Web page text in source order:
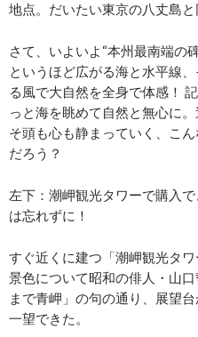
地点。だいたい東京の八丈島
さて、いよいよ“本州最南端の
というほど広がる海と水平線
る風で大自然を全身で体感！
っと海を眺めて自然と無心に
そ頭も心も静まっていく、こ
だろう？
左下：潮岬観光タワーで購入
は忘れずに！
すぐ近くに建つ「潮岬観光タ
景色について昭和の俳人・山
まで青岬」の句の通り、展望
一望できた。